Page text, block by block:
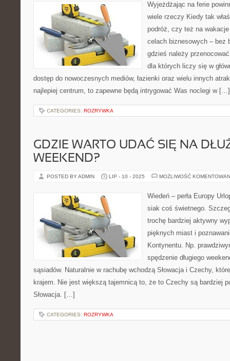
Wyjeżdżając na ferie
wiele rzeczy Kiedy tak
podróż, czy też na
celach biznesowych – bez
gdzieś należy
dla których liczy się w
dostęp do nowoczesnych mediów, łazienki oraz wielu innych
najlepiej centrum, to zapewne będą intrygować Was noclegi w […]
CATEGORIES: ROZRYWKA
GDZIE WARTO UDAĆ SIĘ NA
WEEKEND?
POSTED BY ADMIN LIP - 10 - 2025 MOŻLIWOŚĆ
Wiedeń – perła Europy
siak coś świetnego.
trochę bardziej aktywny
pięknych miast i
Kontynentu. Np.
spędzenie długiego
sąsiadów. Naturalnie w rachubę wchodzą Słowacja i Czechy,
krajem. Nie jest większą tajemnicą to, że to Czechy są bardziej
Słowacja. […]
CATEGORIES: ROZRYWKA